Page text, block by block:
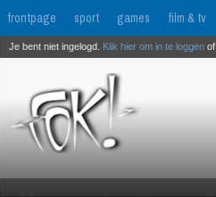
frontpage sport games film & tv
Je bent niet ingelogd. Klik hier om in te loggen of